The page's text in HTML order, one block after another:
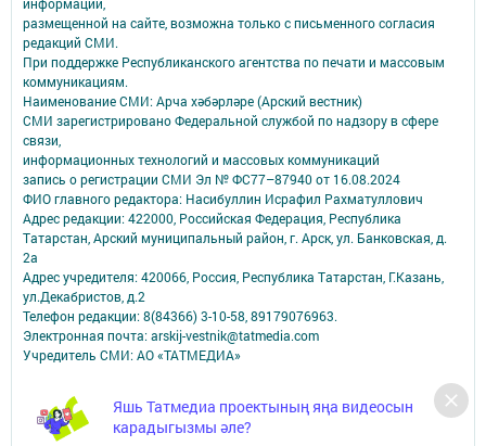
Яшь Татмедиа проектының яңа видеосын
карадыгызмы әле?
информации,
размещенной на сайте, возможна только с письменного согласия
редакций СМИ.
При поддержке Республиканского агентства по печати и массовым
коммуникациям.
Наименование СМИ: Арча хәбәрләре (Арский вестник)
СМИ зарегистрировано Федеральной службой по надзору в сфере
связи,
информационных технологий и массовых коммуникаций
запись о регистрации СМИ Эл № ФС77–87940 от 16.08.2024
ФИО главного редактора: Насибуллин Исрафил Рахматуллович
Адрес редакции: 422000, Российская Федерация, Республика
Татарстан, Арский муниципальный район, г. Арск, ул. Банковская, д.
2а
Адрес учредителя: 420066, Россия, Республика Татарстан, Г.Казань,
ул.Декабристов, д.2
Телефон редакции: 8(84366) 3-10-58, 89179076963.
Электронная почта: arskij-vestnik@tatmedia.com
Учредитель СМИ: АО «ТАТМЕДИА»
Антикоррупционная политика
АО «ТАТМЕДИА» использует «cookie»для персонализации сервисов и
удобства пользователей сайтом.